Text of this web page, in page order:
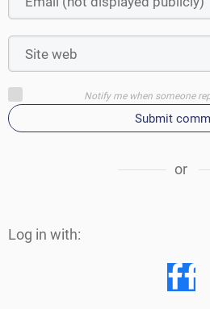
Notify me when someone
Submit
or
Log in with: